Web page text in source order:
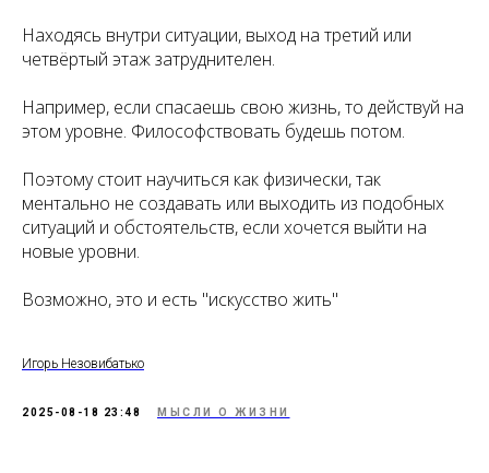
Находясь внутри ситуации, выход на третий или
четвёртый этаж затруднителен.
Например, если спасаешь свою жизнь, то действуй на
этом уровне. Философствовать будешь потом.
Поэтому стоит научиться как физически, так
ментально не создавать или выходить из подобных
ситуаций и обстоятельств, если хочется выйти на
новые уровни.
Возможно, это и есть "искусство жить"
Игорь Незовибатько
2025-08-18 23:48 МЫСЛИ О ЖИЗНИ